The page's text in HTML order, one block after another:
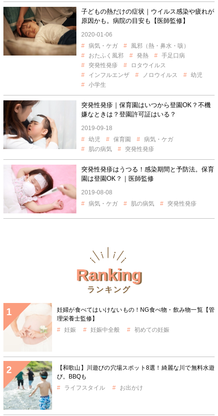
子どもの熱だけの症状｜ウイルス感染や疲れが
原因かも。病院の目安も【医師監修】
2020-01-06
病気・ケガ
風邪（熱・鼻水・咳）
おたふく風邪
発熱
手足口病
突発性発疹
ロタウイルス
インフルエンザ
ノロウイルス
幼児
小学生
突発性発疹｜保育園はいつから登園OK？不機
嫌なときは？登園許可証はいる？
2019-09-18
幼児
保育園
病気・ケガ
肌の病気
突発性発疹
突発性発疹はうつる！感染期間と予防法。保育
園は登園OK？｜医師監修
2019-08-08
病気・ケガ
肌の病気 突発性発疹
Ranking
ランキング
妊婦が食べてはいけないもの！NG食べ物・飲み物一覧【管
理栄養士監修】
妊娠
妊娠中全般 初めての妊娠
【和歌山】川遊びの穴場スポット8選！綺麗な川で無料水遊
び。BBQも
ライフスタイル
お出かけ